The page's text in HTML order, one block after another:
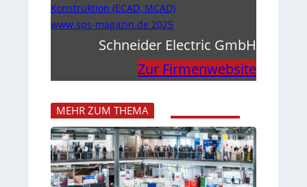
Konstruktion (ECAD, MCAD)
www.sps-magazin.de 2025
Schneider Electric GmbH
Zur Firmenwebsite
MEHR ZUM THEMA